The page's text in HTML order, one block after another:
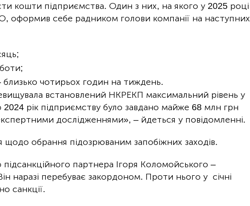
кошти підприємства. Один з них, на якого у 2025 році
оформив себе радником голови компанії на наступних
чотирьох годин на тиждень.
встановлений НКРЕКП максимальний рівень у
2024 рік підприємству було завдано майже 68 млн грн
дослідженнями», – йдеться у повідомленні.
щодо обрання підозрюваним запобіжних заходів.
партнера Ігоря Коломойського –
наразі перебуває закордоном. Проти нього у січні
санкції.